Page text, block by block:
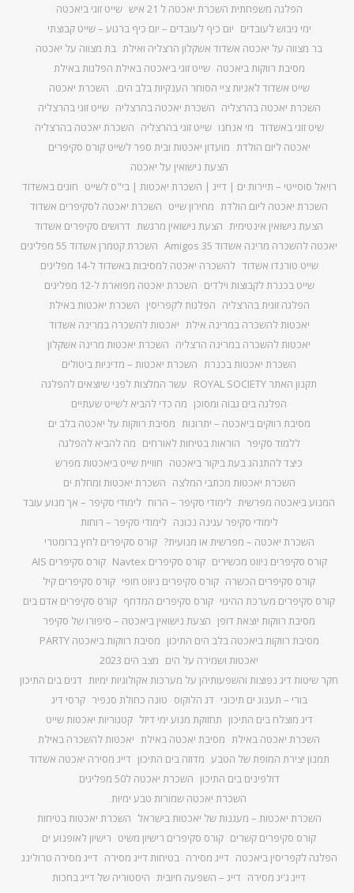
הפלגה משפחתית השכרת יאכטה ל 21 איש
שייט זוגי ביאכטה
ימי גיבוש לעובדים יום כיף לעובדים – יום כיף ברגוע – שייט קבוצתי
בר מצווה על יאכטה אשדוד אשקלון הרצליה ואילת בת מצווה על יאכטה
מסיבת רווקות ביאכטה שייט זוגי ביאכטה באילת הפלגות באילת
שייט אשדוד לאניות ציי הסוחר הענקיות בלב הים. השכרת יאכטה
השכרת יאכטה בהרצליה השכרת יאכטה בהרצליה שייט זוגי בהרצליה
שיט זוגי באשדוד מי אנחנו שייט זוגי בהרצליה השכרת יאכטה בהרצליה
יאכטה ליום הולדת מועדון יאכטות ובית ספר לשייט קורס סקיפרים
הצעת נישואין על יאכטה
רויאל סוסייטי – תיירות ים | דייג | השכרת יאכטות | בי"ס לשייט חוגים באשדוד
השכרת יאכטה ליום הולדת מחירון שייט השכרת יאכטה לסקיפרים אשדוד
הצעת נישואין אינטימית הצעת נישואין מרגשת דרושים סקיפרים אשדוד
יאכטה להשכרה מרינה אשדוד Amigos 35
השכרת קטמרן אשדוד 55 מפליגים
שייט טורנדו אשדוד להשכרה יאכטה למסיבות באשדוד ל-14 מפליגים
שייט בכנרת לקבוצות וילדים השכרת יאכטה מפוארת ל-12 מפליגים
הפלגה זוגית בהרצליה הפלגות לקפריסין השכרת יאכטות באילת
יאכטות להשכרה במרינה אילת יאכטות להשכרה במרינה אשדוד
יאכטות להשכרה במרינה הרצליה השכרת יאכטות מרינה אשקלון
השכרת יאכטות בכנרת השכרת יאכטות – מדיניות ביטולים
תקנון האתר ROYAL SOCIETY
עשר המלצות לפני שיוצאים להפלגה
הפלגה בים גבוה ומסוכן מה כדי להביא לשייט שעתיים
מסיבת רווקים ביאכטה – יתרונות מסיבת רווקות על יאכטה בלב ים
ללמוד סקיפר הוראות בטיחות לאורחים מה להביא להפלגה
כיצד להתנהג בעת ביקור ביאכטה חוויית שייט ביאכטות מפרש
השכרת יאכטות מכתבי המלצה השכרת יאכטות ומחלת ים
המנוע ביאכטה מפרשית לימודי סקיפר – הרוח לימודי סקיפר – אך מנוע עובד
לימודי סקיפר עגינה נכונה לימודי סקיפר – רוחות
השכרת יאכטה – מפרשית או מנועית? קורס סקיפרים לחץ ברומטרי
קורס סקיפרים ניווט מכשירים קורס סקיפרים Navtex
קורס סקיפרים AIS
קורס סקיפרים הכשרה קורס סקיפרים ניווט חופי קורס סקיפרים קיל
קורס סקיפרים מערכת ההיגוי קורס סקיפרים המדחף קורס סקיפרים אדם בים
מסיבת רווקות יוצאת דופן הצעת נישואין ביאכטה – סיפורו של סקיפר
מסיבת רווקות ביאכטה בלב הים התיכון מסיבת רווקות ביאכטה PARTY
יאכטות ושמירה על הים מצב הים 2023
חקר שיטות דיג נפוצות והשפעותיהן על מערכות אקולוגיות ימיות דגים בים התיכון
בורי – תענוג ים תיכוני דג הלוקוס טונה כחולת סנפיר קרסי דיג
דיג מוצלח בים התיכון תחזוקת מנוע ימי דיזל קטגוריות יאכטות שייט
השכרת יאכטה באילת מסיבת יאכטה באילת יאכטות להשכרה באילת
תמנון יצירת המופת של הטבע מדוזה בים התיכון דייג מסירה יאכטה אשדוד
דולפינים בים התיכון השכרת יאכטה ל50 מפליגים
השכרת יאכטה שמורות טבע ימיות
השכרת יאכטות – מעגנות של יאכטות בישראל השכרת יאכטות בטיחות
קורס סקיפרים קשרים קורס סקיפרים רישיון משיט רישיון לאופנוע ים
הפלגה לקפריסין ביאכטה דייג מסירה בטיחות דייג מסירה דייג מסירה טרולינג
דייג ג'יג מסירה דייג – השפעה חיובית היסטוריה של דייג בחכות